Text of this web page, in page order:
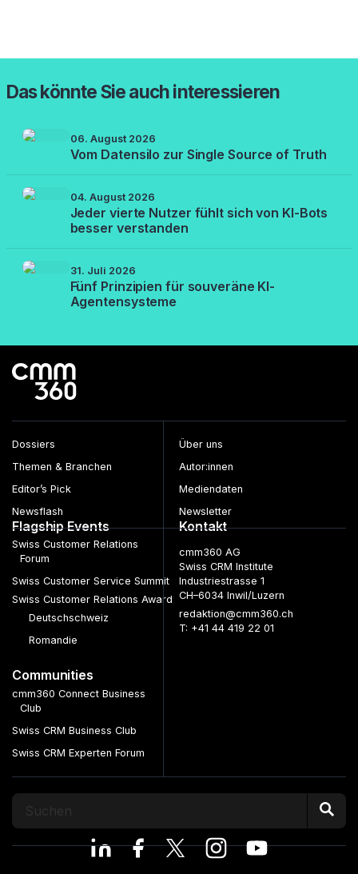
Das könnte Sie auch interessieren
06. August 2026
Vom Datensilo zur Single Source of Truth
04. August 2026
Jeder vierte Nutzer fühlt sich von KI-Bots
besser verstanden
31. Juli 2026
Fünf Prinzipien für souveräne KI-
Agentensysteme
Dossiers
Themen & Branchen
Editor’s Pick
Newsflash
Über uns
Autor:innen
Mediendaten
Newsletter
Flagship Events
Swiss Customer Relations
Forum
Swiss Customer Service Summit
Swiss Customer Relations Award
Deutschschweiz
Romandie
Communities
cmm360 Connect Business
Club
Swiss CRM Business Club
Swiss CRM Experten Forum
Kontakt
cmm360 AG
Swiss CRM Institute
Industriestrasse 1
CH–6034 Inwil/Luzern
redaktion@cmm360.ch
T: +41 44 419 22 01